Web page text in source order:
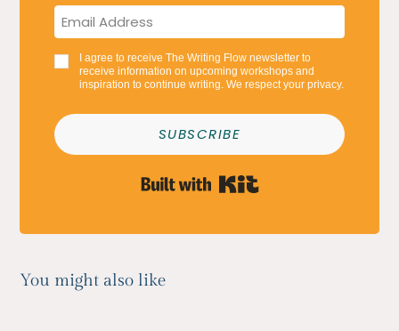
I agree to receive The Writing Flow newsletter to
receive information on upcoming workshops and
inspiration to continue writing. We respect your privacy.
SUBSCRIBE
You might also like